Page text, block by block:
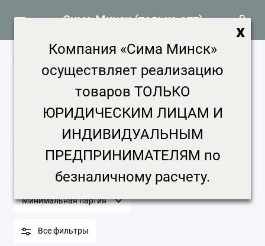
Сима Минск (только опт)
Товары для кошек продажа, цена в
Минске
Зоотовары Товары для кошек
Цена, ₽ Срок доставки
Минимальная партия
Все фильтры
x
Компания «Сима Минск»
осуществляет реализацию
товаров ТОЛЬКО
ЮРИДИЧЕСКИМ ЛИЦАМ И
ИНДИВИДУАЛЬНЫМ
ПРЕДПРИНИМАТЕЛЯМ по
безналичному расчету.